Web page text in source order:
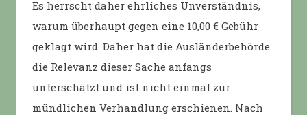
Es herrscht daher ehrliches Unverständnis,
warum überhaupt gegen eine 10,00 € Gebühr
geklagt wird. Daher hat die Ausländerbehörde
die Relevanz dieser Sache anfangs
unterschätzt und ist nicht einmal zur
mündlichen Verhandlung erschienen. Nach